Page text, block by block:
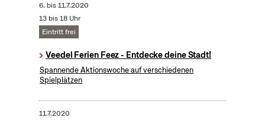
6. bis11.7.2020
13 bis 18 Uhr
Eintritt frei
Veedel Ferien Feez - Entdecke deine Stadt!
Spannende Aktionswoche auf verschiedenen
Spielplätzen
11.7.2020